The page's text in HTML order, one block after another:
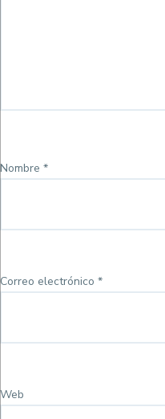
Nombre *
Correo electrónico *
Web